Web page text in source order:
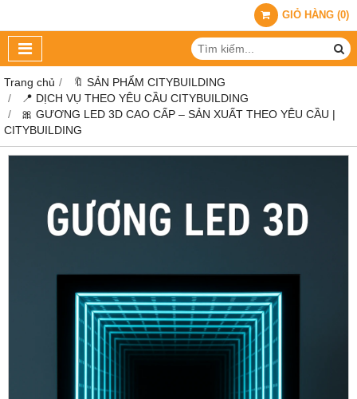
GIỎ HÀNG (0)
Trang chủ
🔖 SẢN PHẨM CITYBUILDING
📍 DỊCH VỤ THEO YÊU CẦU CITYBUILDING
🎀 GƯƠNG LED 3D CAO CẤP – SẢN XUẤT THEO YÊU CẦU |
CITYBUILDING